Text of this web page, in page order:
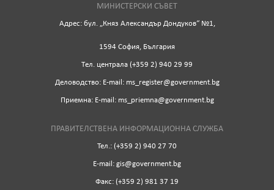
МИНИСТЕРСКИ СЪВЕТ
Адрес: бул. „Княз Александър Дондуков“ №1,
1594 София, България
Tел. централа (+359 2) 940 29 99
Деловодство: Е-mail: ms_register@government.bg
Приемна: Е-mail: ms_priemna@government.bg
ПРАВИТЕЛСТВЕНА ИНФОРМАЦИОННА СЛУЖБА
Тел.: (+359 2) 940 27 70
Е-mail: gis@government.bg
Факс: (+359 2) 981 37 19